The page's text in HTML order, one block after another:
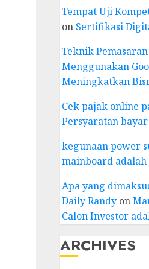
Tempat Uji
on Sertifikasi
Teknik
Menggunakan
Meningkatkan
Cek pajak online
Persyaratan
kegunaan power
mainboard adalah
Apa yang
Daily Randyon
Calon Investor
ARCHIVES